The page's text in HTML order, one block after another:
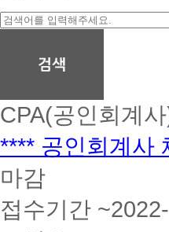
CPA(공인회계
**** 공인회계사
마감
접수기간